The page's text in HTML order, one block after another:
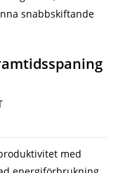
snabbskiftande
med